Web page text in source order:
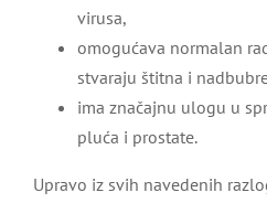
virusa,
omogućava normalan
stvaraju štitna i
ima značajnu ulogu u
pluća i prostate.
Upravo iz svih navedenih